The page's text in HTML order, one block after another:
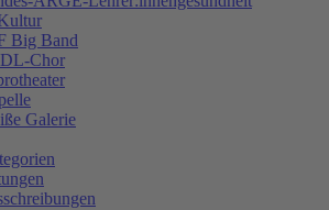
Big Band
Chor
Galerie